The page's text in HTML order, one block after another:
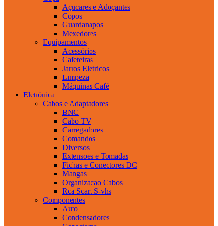
Açucares e Adoçantes
Copos
Guardanapos
Mexedores
Equipamentos
Acessórios
Cafeteiras
Jarros Eletricos
Limpeza
Máquinas Café
Eletrónica
Cabos e Adaptadores
BNC
Cabo TV
Carregadores
Comandos
Diversos
Extensoes e Tomadas
Fichas e Conectores DC
Mangas
Organizacao Cabos
Rca Scart S-vhs
Componentes
Auto
Condensadores